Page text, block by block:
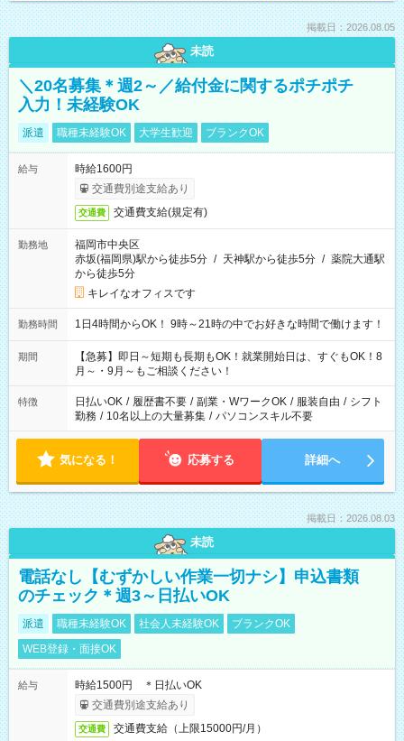
掲載日：2026.08.05
未読
＼20名募集＊週2～／給付金に関するポチポチ
入力！未経験OK
派遣 職種未経験OK 大学生歓迎 ブランクOK
給与
時給1600円
交通費別途支給あり
交通費 交通費支給(規定有)
勤務地
福岡市中央区
赤坂(福岡県)駅から徒歩5分 / 天神駅から徒歩5分 / 薬院大通駅
から徒歩5分
キレイなオフィスです
勤務時間 1日4時間からOK！ 9時～21時の中でお好きな時間で働けます！
期間
【急募】即日～短期も長期もOK！就業開始日は、すぐもOK！8
月～・9月～もご相談ください！
特徴 日払いOK / 履歴書不要 / 副業・WワークOK / 服装自由 / シフト
勤務 / 10名以上の大量募集 / パソコンスキル不要
気になる！ 応募する 詳細へ
掲載日：2026.08.03
未読
電話なし【むずかしい作業一切ナシ】申込書類
のチェック＊週3～日払いOK
派遣 職種未経験OK 社会人未経験OK
ブランクOK
WEB登録・面接OK
給与
時給1500円 ＊日払いOK
交通費別途支給あり
交通費 交通費支給（上限15000円/月）